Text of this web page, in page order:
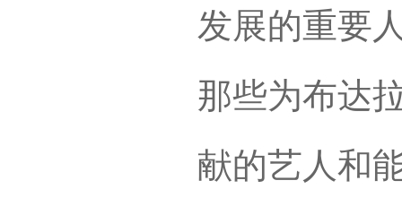
发展的重要
那些为布达
献的艺人和